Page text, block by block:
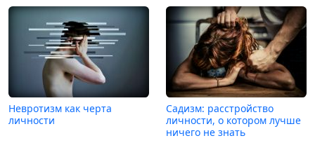
Невротизм как черта
личности
Садизм: расстройство
личности, о котором лучше
ничего не знать